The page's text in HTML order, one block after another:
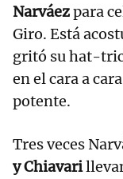
Narváezpara
Giro. Está
gritó su hat-
en el cara a
potente.
Tres veces
y Chiavari